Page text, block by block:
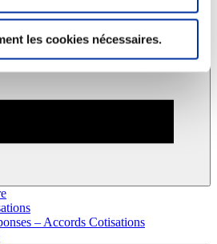
les cookies nécessaires.
– Accords Cotisations